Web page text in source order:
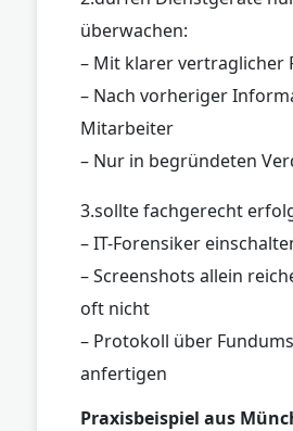
überwachen:
– Mit klarer vertraglicher
– Nach vorheriger
Mitarbeiter
– Nur in begründeten
3.sollte fachgerecht
– IT-Forensiker
– Screenshots allein
oft nicht
– Protokoll über
anfertigen
Praxisbeispiel aus